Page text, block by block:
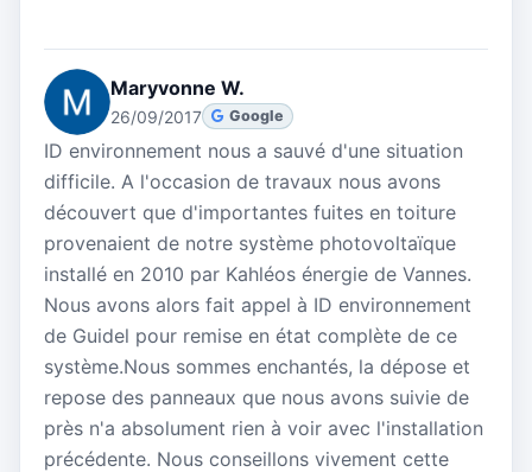
Maryvonne W.
26/09/2017 Google
ID environnement nous a sauvé d'une situation
difficile. A l'occasion de travaux nous avons
découvert que d'importantes fuites en toiture
provenaient de notre système photovoltaïque
installé en 2010 par Kahléos énergie de Vannes.
Nous avons alors fait appel à ID environnement
de Guidel pour remise en état complète de ce
système.Nous sommes enchantés, la dépose et
repose des panneaux que nous avons suivie de
près n'a absolument rien à voir avec l'installation
précédente. Nous conseillons vivement cette